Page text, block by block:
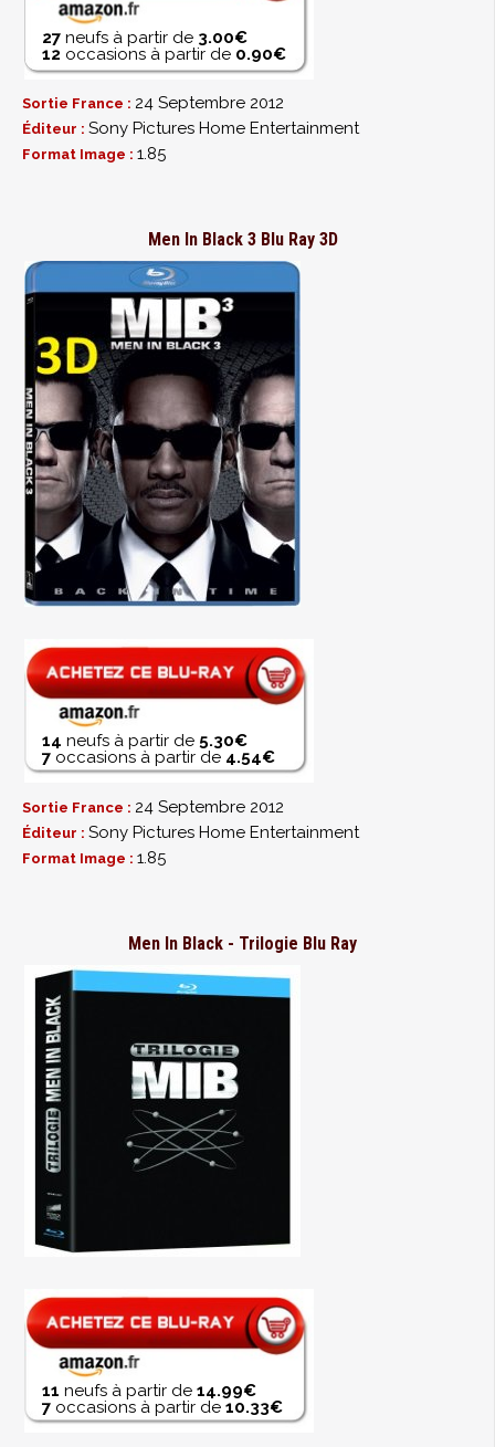
27 neufs à partir de 3.00€
12 occasions à partir de 0.90€
Sortie France : 24 Septembre 2012
Éditeur : Sony Pictures Home Entertainment
Format Image : 1.85
Men In Black 3 Blu Ray 3D
14 neufs à partir de 5.30€
7 occasions à partir de 4.54€
Sortie France : 24 Septembre 2012
Éditeur : Sony Pictures Home Entertainment
Format Image : 1.85
Men In Black - Trilogie Blu Ray
11 neufs à partir de 14.99€
7 occasions à partir de 10.33€